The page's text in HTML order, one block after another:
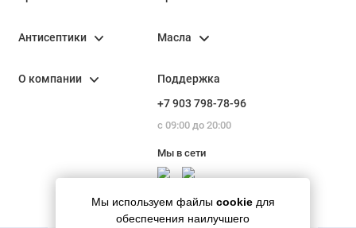
Мы используем файлы cookie для
обеспечения наилучшего
Антисептики Масла
О компании
Поддержка
+7 903 798-78-96
с 09:00 до 20:00
Мы в сети